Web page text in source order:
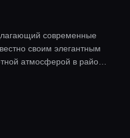
современные
своим элегантным
атмосферой в районе